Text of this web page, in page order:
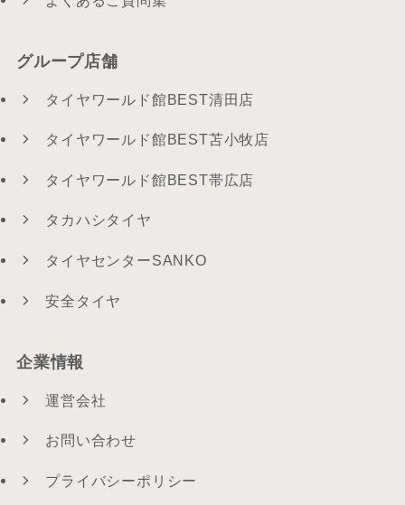
グループ店舗
タイヤワールド館BEST清田店
タイヤワールド館BEST苫小牧店
タイヤワールド館BEST帯広店
タカハシタイヤ
タイヤセンターSANKO
安全タイヤ
企業情報
運営会社
お問い合わせ
プライバシーポリシー